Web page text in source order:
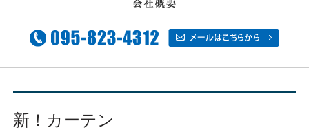
新！カーテン